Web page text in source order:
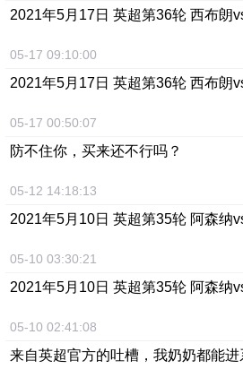
2021年5月17日 英超第36轮 西布朗
05-17 09:10:00
2021年5月17日 英超第36轮 西布朗
05-17 00:50:07
防不住你，买来还不行吗？
05-12 14:18:13
2021年5月10日 英超第35轮 阿森纳
05-10 03:30:21
2021年5月10日 英超第35轮 阿森纳
05-10 02:41:08
来自英超官方的吐槽，我奶奶都能进